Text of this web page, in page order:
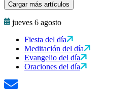
Cargar más artículos
jueves 6 agosto
Fiesta del día
Meditación del día
Evangelio del día
Oraciones del día